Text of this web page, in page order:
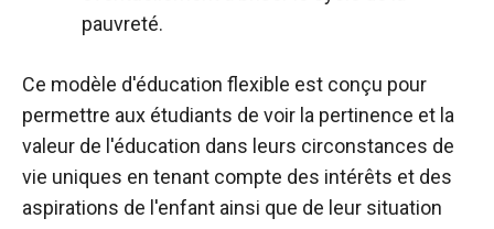
pauvreté.
Ce modèle d'éducation flexible est conçu pour
permettre aux étudiants de voir la pertinence et la
valeur de l'éducation dans leurs circonstances de
vie uniques en tenant compte des intérêts et des
aspirations de l'enfant ainsi que de leur situation